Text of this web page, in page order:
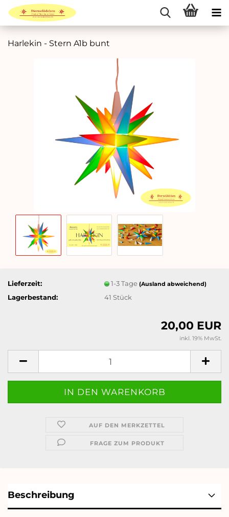
Harlekin - Stern A1b bunt
Lieferzeit: 1-3 Tage(Ausland abweichend)
Lagerbestand: 41Stück
20,00 EUR
inkl. 19% MwSt.
AUF DEN MERKZETTEL
FRAGE ZUM PRODUKT
Beschreibung